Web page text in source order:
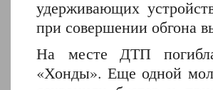
удерживающих
при совершении обгона
На месте ДТП
«Хонды». Еще одной